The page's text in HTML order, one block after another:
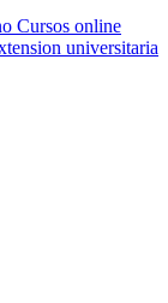
Cursos online
universitaria